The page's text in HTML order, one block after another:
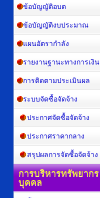
ข้อบัญญัติอบต
ข้อบัญญัติงบประมาณ
แผนอัตรากำลัง
รายงานฐานะทางการเงิน
การติดตามประเมินผล
ระบบจัดซื้อจัดจ้าง
ประกาศจัดซื้อจัดจ้าง
ประกาศราคากลาง
สรุปผลการจัดซื้อจัดจ้าง
การบริหารทรัพยากร
บุคคล